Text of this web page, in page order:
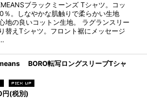
ブラックミーンズ Tシャツ。コッ
％。しなやかな肌触りで柔らかい生地
地の良いコットン生地。 ラグランスリー
替えTシャツ。フロント裾にメッセージ
BORO転写ロングスリーブTシャ
円(税別)